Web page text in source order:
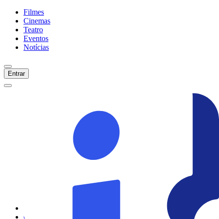
Filmes
Cinemas
Teatro
Eventos
Notícias
Entrar
Cinemas